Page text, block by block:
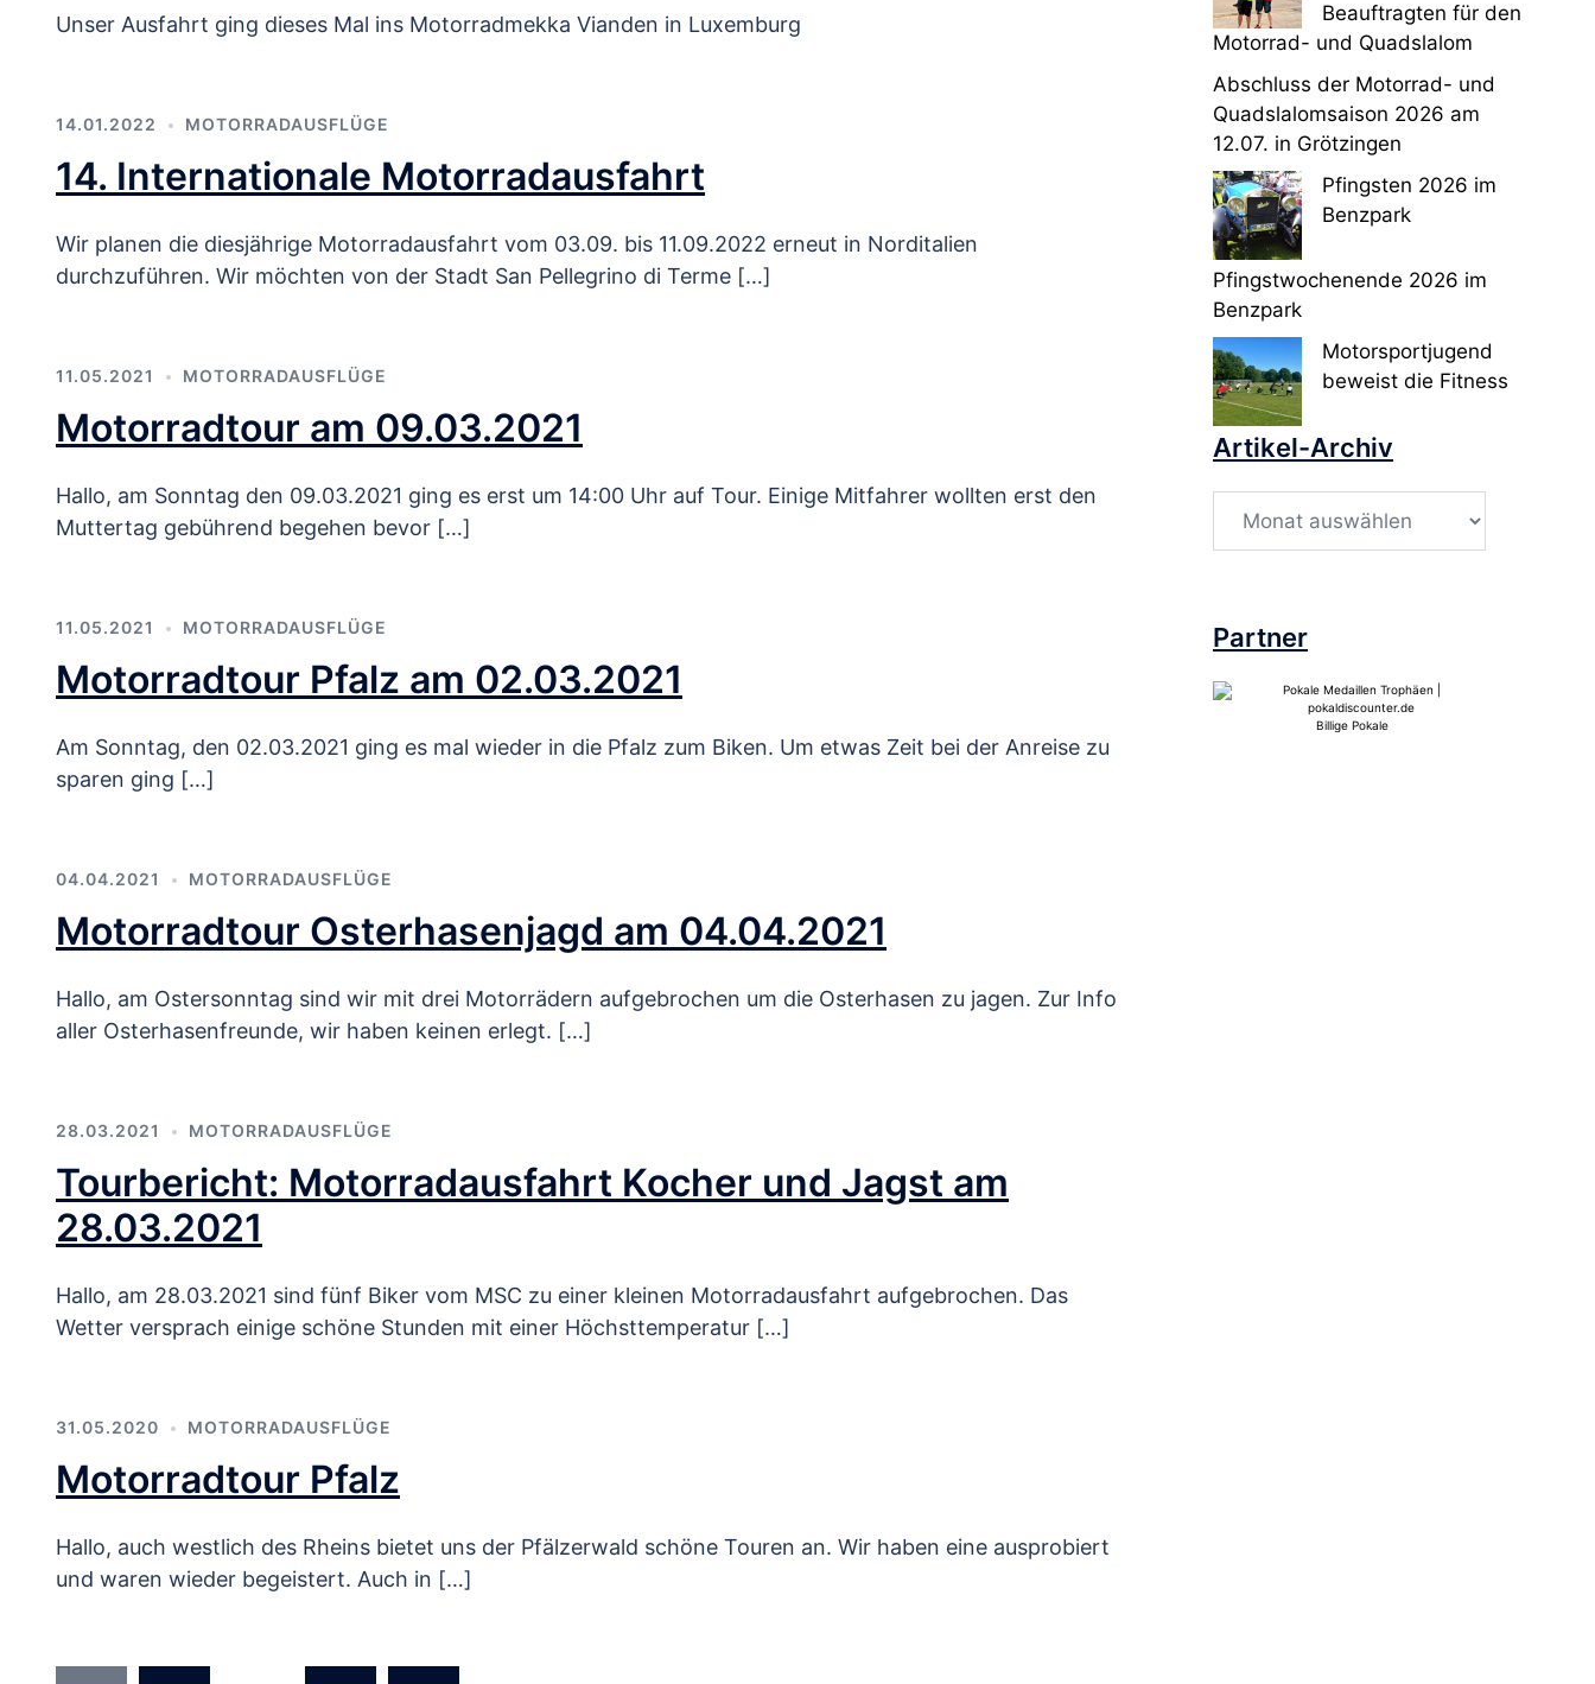
Unser Ausfahrt ging dieses Mal ins Motorradmekka Vianden in Luxemburg
14.01.2022 MOTORRADAUSFLÜGE
14. Internationale Motorradausfahrt
Wir planen die diesjährige Motorradausfahrt vom 03.09. bis 11.09.2022 erneut in Norditalien
durchzuführen. Wir möchten von der Stadt San Pellegrino di Terme […]
11.05.2021 MOTORRADAUSFLÜGE
Motorradtour am 09.03.2021
Hallo, am Sonntag den 09.03.2021 ging es erst um 14:00 Uhr auf Tour. Einige Mitfahrer wollten erst den
Muttertag gebührend begehen bevor […]
11.05.2021 MOTORRADAUSFLÜGE
Motorradtour Pfalz am 02.03.2021
Am Sonntag, den 02.03.2021 ging es mal wieder in die Pfalz zum Biken. Um etwas Zeit bei der Anreise zu
sparen ging […]
04.04.2021 MOTORRADAUSFLÜGE
Motorradtour Osterhasenjagd am 04.04.2021
Hallo, am Ostersonntag sind wir mit drei Motorrädern aufgebrochen um die Osterhasen zu jagen. Zur Info
aller Osterhasenfreunde, wir haben keinen erlegt. […]
28.03.2021 MOTORRADAUSFLÜGE
Tourbericht: Motorradausfahrt Kocher und Jagst am
28.03.2021
Hallo, am 28.03.2021 sind fünf Biker vom MSC zu einer kleinen Motorradausfahrt aufgebrochen. Das
Wetter versprach einige schöne Stunden mit einer Höchsttemperatur […]
31.05.2020 MOTORRADAUSFLÜGE
Motorradtour Pfalz
Hallo, auch westlich des Rheins bietet uns der Pfälzerwald schöne Touren an. Wir haben eine ausprobiert
und waren wieder begeistert. Auch in […]
Beauftragten für den
Motorrad- und Quadslalom
Abschluss der Motorrad- und
Quadslalomsaison 2026 am
12.07. in Grötzingen
Pfingsten 2026 im
Benzpark
Pfingstwochenende 2026 im
Benzpark
Motorsportjugend
beweist die Fitness
Artikel-Archiv
Archiv
Partner
Billige Pokale